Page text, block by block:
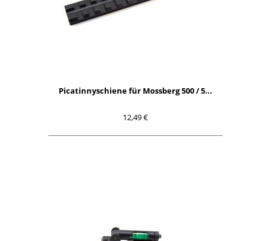
Picatinnyschiene für Mossberg 500 / 5...
12,49 €